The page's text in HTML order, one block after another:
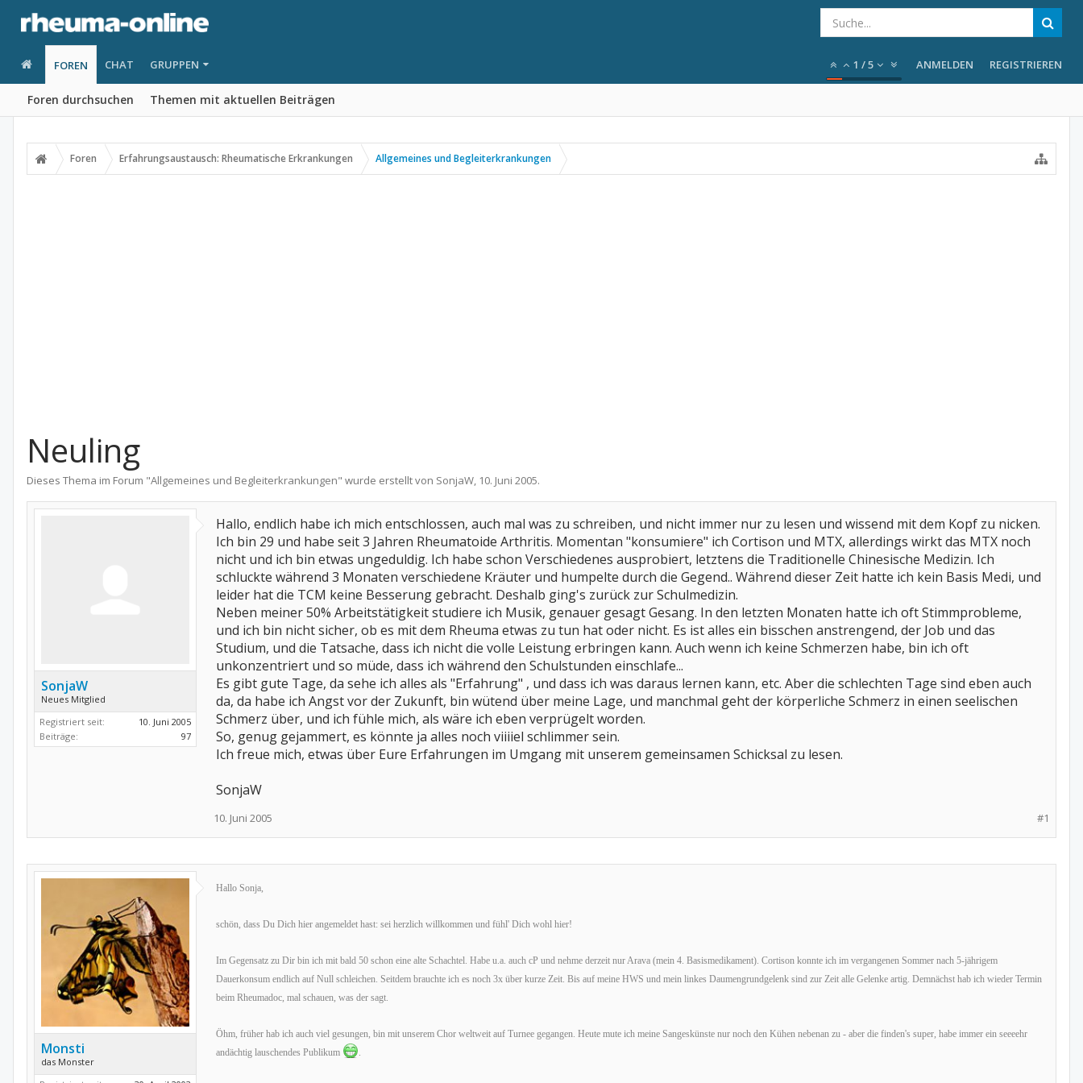
FOREN
Foren durchsuchen Themen mit aktuellen Beiträgen
CHAT GRUPPEN 1 /5 ANMELDEN REGISTRIEREN
Foren Erfahrungsaustausch: Rheumatische Erkrankungen Allgemeines und Begleiterkrankungen
Neuling
Dieses Thema im Forum "Allgemeines und Begleiterkrankungen" wurde erstellt von SonjaW, 10. Juni 2005.
SonjaW
Neues Mitglied
Registriert seit:
10. Juni 2005
Beiträge:
97
Hallo, endlich habe ich mich entschlossen, auch mal was zu schreiben, und nicht immer nur zu lesen und wissend mit dem Kopf zu nicken.
Ich bin 29 und habe seit 3 Jahren Rheumatoide Arthritis. Momentan "konsumiere" ich Cortison und MTX, allerdings wirkt das MTX noch
nicht und ich bin etwas ungeduldig. Ich habe schon Verschiedenes ausprobiert, letztens die Traditionelle Chinesische Medizin. Ich
schluckte während 3 Monaten verschiedene Kräuter und humpelte durch die Gegend.. Während dieser Zeit hatte ich kein Basis Medi, und
leider hat die TCM keine Besserung gebracht. Deshalb ging's zurück zur Schulmedizin.
Neben meiner 50% Arbeitstätigkeit studiere ich Musik, genauer gesagt Gesang. In den letzten Monaten hatte ich oft Stimmprobleme,
und ich bin nicht sicher, ob es mit dem Rheuma etwas zu tun hat oder nicht. Es ist alles ein bisschen anstrengend, der Job und das
Studium, und die Tatsache, dass ich nicht die volle Leistung erbringen kann. Auch wenn ich keine Schmerzen habe, bin ich oft
unkonzentriert und so müde, dass ich während den Schulstunden einschlafe...
Es gibt gute Tage, da sehe ich alles als "Erfahrung" , und dass ich was daraus lernen kann, etc. Aber die schlechten Tage sind eben auch
da, da habe ich Angst vor der Zukunft, bin wütend über meine Lage, und manchmal geht der körperliche Schmerz in einen seelischen
Schmerz über, und ich fühle mich, als wäre ich eben verprügelt worden.
So, genug gejammert, es könnte ja alles noch viiiiel schlimmer sein.
Ich freue mich, etwas über Eure Erfahrungen im Umgang mit unserem gemeinsamen Schicksal zu lesen.
SonjaW
#1
10. Juni 2005
Monsti
das Monster
Hallo Sonja,
schön, dass Du Dich hier angemeldet hast: sei herzlich willkommen und fühl' Dich wohl hier!
Im Gegensatz zu Dir bin ich mit bald 50 schon eine alte Schachtel. Habe u.a. auch cP und nehme derzeit nur Arava (mein 4. Basismedikament). Cortison konnte ich im vergangenen Sommer nach 5-jährigem
Dauerkonsum endlich auf Null schleichen. Seitdem brauchte ich es noch 3x über kurze Zeit. Bis auf meine HWS und mein linkes Daumengrundgelenk sind zur Zeit alle Gelenke artig. Demnächst hab ich wieder Termin
beim Rheumadoc, mal schauen, was der sagt.
Öhm, früher hab ich auch viel gesungen, bin mit unserem Chor weltweit auf Turnee gegangen. Heute mute ich meine Sangeskünste nur noch den Kühen nebenan zu - aber die finden's super, habe immer ein seeeehr
andächtig lauschendes Publikum
.